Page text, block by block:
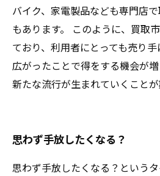
バイク、家電製品なども専門店
もあります。 このように、買取
ており、利用者にとっても売り
広がったことで得をする機会が増
新たな流行が生まれていくことが
思わず手放したくなる？
思わず手放したくなる？という